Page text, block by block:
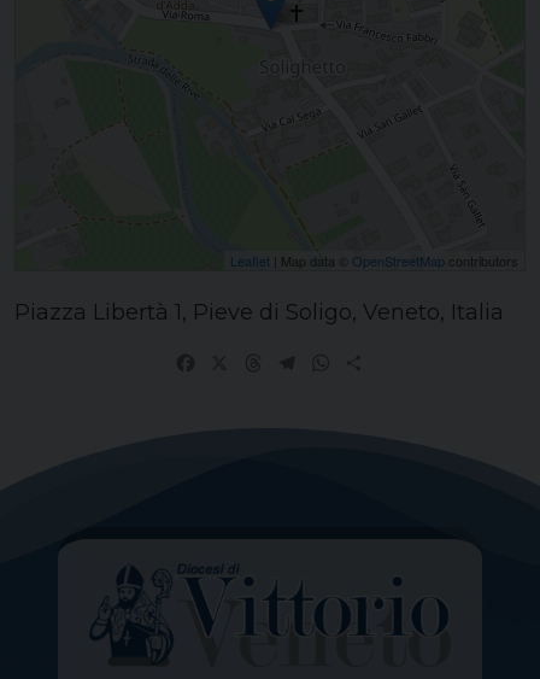
Leaflet | Map data © OpenStreetMap contributors
Piazza Libertà 1, Pieve di Soligo, Veneto, Italia